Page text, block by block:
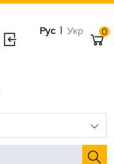
Рус | Укр 0